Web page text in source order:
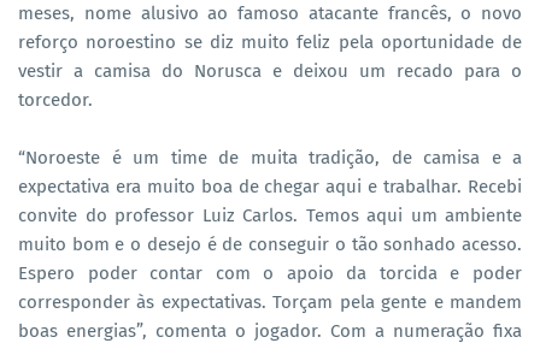
meses, nome alusivo ao famoso atacante francês, o novo
reforço noroestino se diz muito feliz pela oportunidade de
vestir a camisa do Norusca e deixou um recado para o
torcedor.
“Noroeste é um time de muita tradição, de camisa e a
expectativa era muito boa de chegar aqui e trabalhar. Recebi
convite do professor Luiz Carlos. Temos aqui um ambiente
muito bom e o desejo é de conseguir o tão sonhado acesso.
Espero poder contar com o apoio da torcida e poder
corresponder às expectativas. Torçam pela gente e mandem
boas energias”, comenta o jogador. Com a numeração fixa